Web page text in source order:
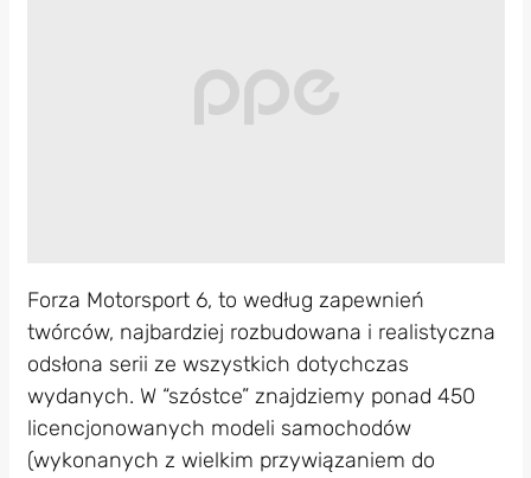
Forza Motorsport 6, to według zapewnień
twórców, najbardziej rozbudowana i realistyczna
odsłona serii ze wszystkich dotychczas
wydanych. W “szóstce” znajdziemy ponad 450
licencjonowanych modeli samochodów
(wykonanych z wielkim przywiązaniem do